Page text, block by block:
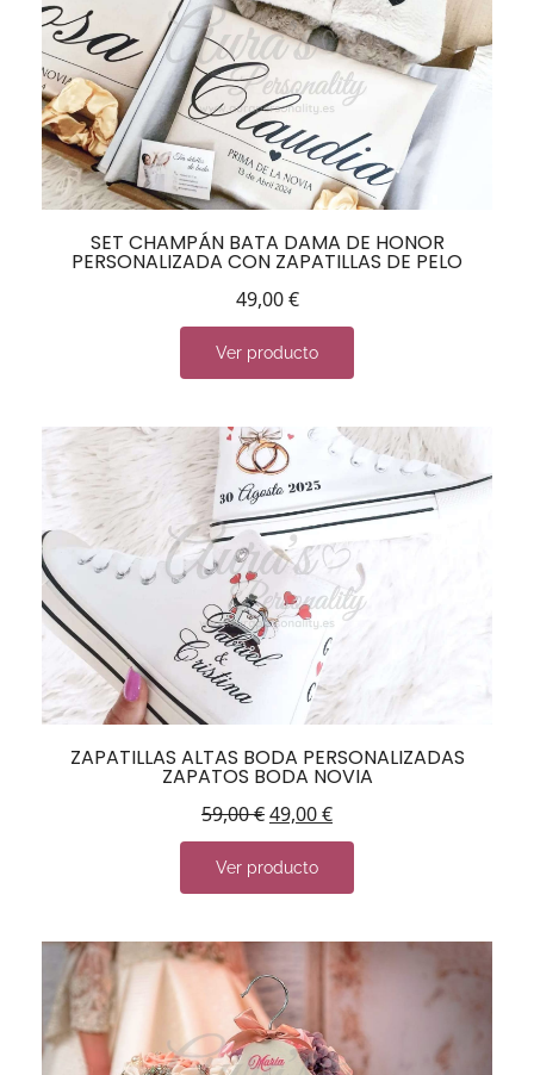
SET CHAMPÁN BATA DAMA DE HONOR
PERSONALIZADA CON ZAPATILLAS DE PELO
49,00€
Ver producto
ZAPATILLAS ALTAS BODA PERSONALIZADAS
ZAPATOS BODA NOVIA
59,00€49,00€
Ver producto